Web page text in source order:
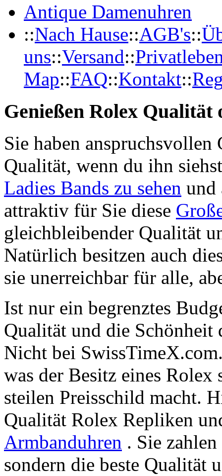
Antique Damenuhren
::Nach Hause::AGB's::
uns::Versand::
Map::FAQ::Kontakt::
Genießen Rolex Qualität
Sie haben anspruchsvollen
Qualität, wenn du ihn
Ladies Bands zu sehen und
attraktiv für Sie diese
gleichbleibender Qualität
Natürlich besitzen auch
sie unerreichbar für alle,
Ist nur ein begrenztes
Qualität und die Schönheit
Nicht bei
was der Besitz eines Rolex
steilen Preisschild macht.
Qualität Rolex Repliken
Armbanduhren . Sie
sondern die beste Qualität